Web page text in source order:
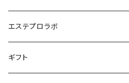
リキッドファンデ
リップ／チーク
アイライナー
クリーム・乳液
クレンジング／洗顔
つるりんちょ
ヘアケア
スタイリング剤
MY TREX（マイトレックス）
KINUJO （絹女）
エステプロラボ
ファスティング
ギフト